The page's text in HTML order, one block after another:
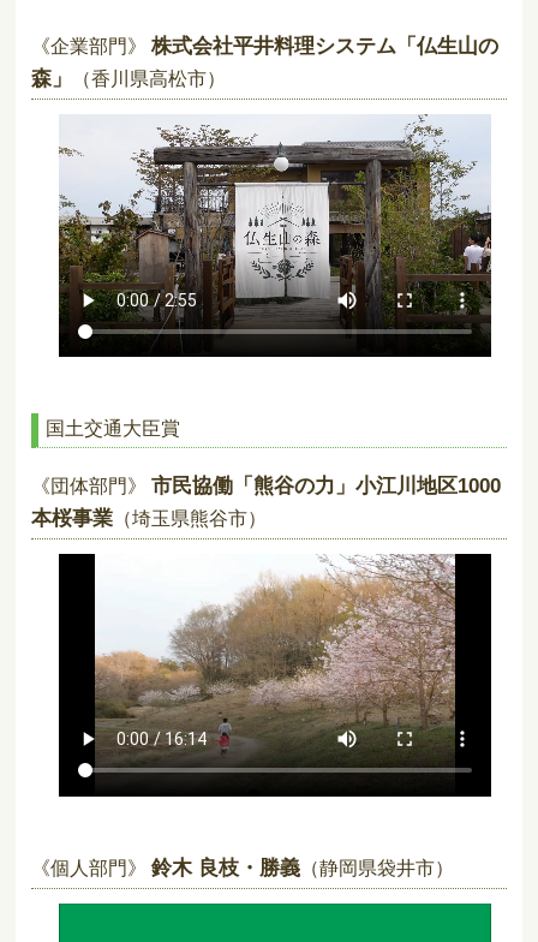
《企業部門》株式会社平井料理システム「仏生山の
森」
（香川県高松市）
国土交通大臣賞
《団体部門》市民協働「熊谷の力」小江川地区1000
本桜事業 （埼玉県熊谷市）
《個人部門》鈴木 良枝・勝義 （静岡県袋井市）